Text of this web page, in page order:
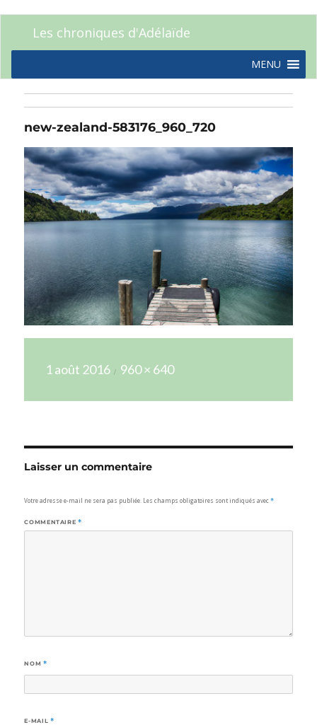
Les chroniques d'Adélaïde
MENU
new-zealand-583176_960_720
1 août 2016
réelle
960 × 640
Laisser un commentaire
Votre adresse e-mail ne sera pas publiée. Les champs obligatoires sont indiqués avec*
COMMENTAIRE *
NOM *
E-MAIL *